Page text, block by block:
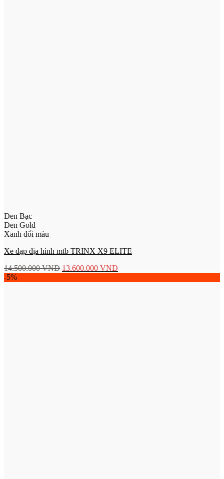
Đen Bạc
Đen Gold
Xanh đổi màu
Xe đạp địa hình mtb TRINX X9 ELITE
14.500.000VNĐ 13.600.000 VNĐ
-5%